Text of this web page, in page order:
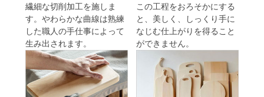
繊細な切削加工を施しま
す。やわらかな曲線は熟練
した職人の手仕事によって
生み出されます。
この工程をおろそかにする
と、美しく、しっくり手に
なじむ仕上がりを得ること
ができません。